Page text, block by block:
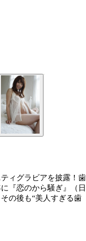
ィグラビアを披露！歯
『恋のから騒ぎ』（日
の後も“美人すぎる歯